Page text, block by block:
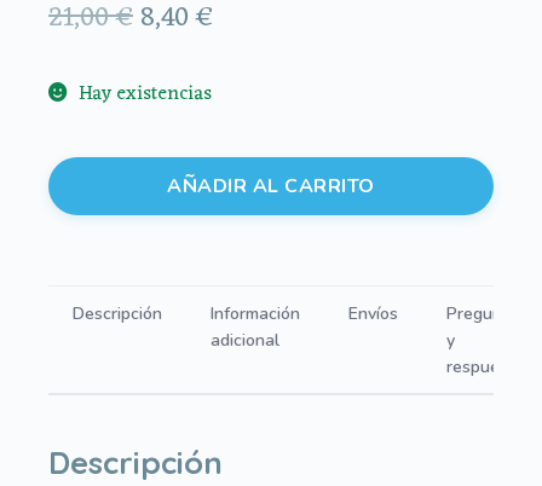
21,00€El
original
era:
21,00 €.
8,40€
es:
8,40 €.
Hay existencias
Bolsa
Merienda
cantidad
AÑADIR AL CARRITO
Descripción
Información
adicional
Envíos
Preguntas
y
respuestas
Descripción